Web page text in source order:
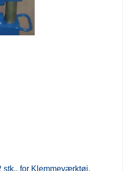
stk., for Klemmeværktøj,